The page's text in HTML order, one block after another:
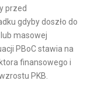
przed
gdyby doszło do
masowej
PBoC stawia na
finansowego i
PKB.